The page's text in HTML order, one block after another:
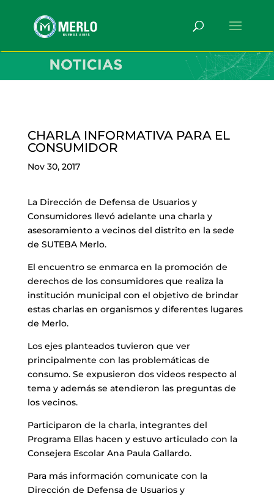
CHARLA INFORMATIVA PARA EL
CONSUMIDOR
Nov 30, 2017
La Dirección de Defensa de Usuarios y
Consumidores llevó adelante una charla y
asesoramiento a vecinos del distrito en la sede
de SUTEBA Merlo.
El encuentro se enmarca en la promoción de
derechos de los consumidores que realiza la
institución municipal con el objetivo de brindar
estas charlas en organismos y diferentes lugares
de Merlo.
Los ejes planteados tuvieron que ver
principalmente con las problemáticas de
consumo. Se expusieron dos videos respecto al
tema y además se atendieron las preguntas de
los vecinos.
Participaron de la charla, integrantes del
Programa Ellas hacen y estuvo articulado con la
Consejera Escolar Ana Paula Gallardo.
Para más información comunicate con la
Dirección de Defensa de Usuarios y